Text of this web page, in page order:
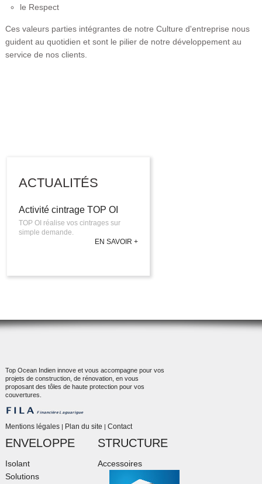
le Respect
Ces valeurs parties intégrantes de notre Culture d'entreprise nous
guident au quotidien et sont le pilier de notre développement au
service de nos clients.
ACTUALITÉS
Activité cintrage TOP OI
TOP OI réalise vos cintrages sur
simple demande.
EN SAVOIR +
Top Ocean Indien innove et vous accompagne pour vos
projets de construction, de rénovation, en vous
proposant des tôles de haute protection pour vos
couvertures.
Mentions légales| Plan du site | Contact
ENVELOPPE
Isolant
Solutions
STRUCTURE
Accessoires